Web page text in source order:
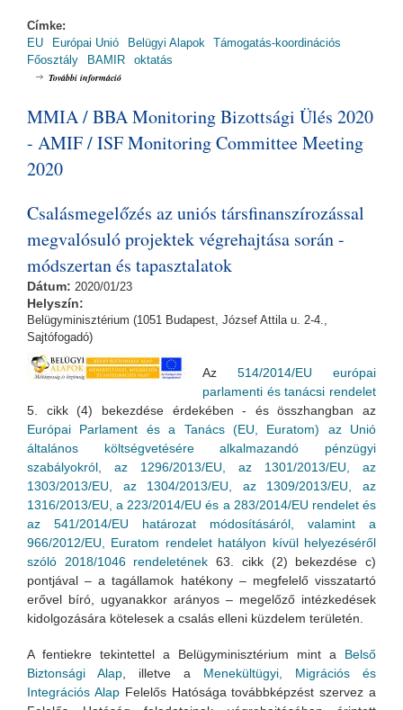
Címke:
EU
Európai Unió Belügyi Alapok
Támogatás-koordinációs
Főosztály
BAMIR oktatás
További információ
MMIA / BBA Monitoring Bizottsági Ülés 2020
- AMIF / ISF Monitoring Committee Meeting
2020
Csalásmegelőzés az uniós társfinanszírozással
megvalósuló projektek végrehajtása során -
módszertan és tapasztalatok
Dátum: 2020/01/23
Helyszín:
Belügyminisztérium (1051 Budapest, József Attila u. 2-4.,
Sajtófogadó)
Az 514/2014/EU európai
parlamenti és tanácsi rendelet
5. cikk (4) bekezdése érdekében - és összhangban az
Európai Parlament és a Tanács (EU, Euratom) az Unió
általános költségvetésére alkalmazandó pénzügyi
szabályokról, az 1296/2013/EU, az 1301/2013/EU, az
1303/2013/EU, az 1304/2013/EU, az 1309/2013/EU, az
1316/2013/EU, a 223/2014/EU és a 283/2014/EU rendelet és
az 541/2014/EU határozat módosításáról, valamint a
966/2012/EU, Euratom rendelet hatályon kívül helyezéséről
szóló 2018/1046 rendeletének 63. cikk (2) bekezdése c)
pontjával – a tagállamok hatékony – megfelelő visszatartó
erővel bíró, ugyanakkor arányos – megelőző intézkedések
kidolgozására kötelesek a csalás elleni küzdelem területén.
A fentiekre tekintettel a Belügyminisztérium mint a Belső
Biztonsági Alap , illetve a Menekültügyi, Migrációs és
Integrációs AlapFelelős Hatósága továbbképzést szervez a